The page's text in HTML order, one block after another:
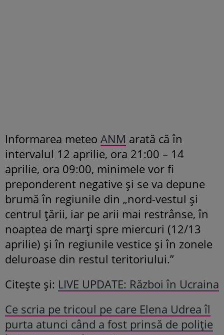
Informarea meteo ANM arată că în
intervalul 12 aprilie, ora 21:00 – 14
aprilie, ora 09:00, minimele vor fi
preponderent negative și se va depune
brumă în regiunile din „nord-vestul și
centrul țării, iar pe arii mai restrânse, în
noaptea de marți spre miercuri (12/13
aprilie) și în regiunile vestice și în zonele
deluroase din restul teritoriului.”
Citește și: LIVE UPDATE: Război în Ucraina
Ce scria pe tricoul pe care Elena Udrea îl
purta atunci când a fost prinsă de poliție